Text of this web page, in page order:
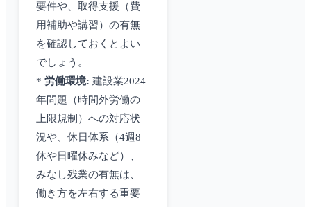
要件や、取得支援（費
用補助や講習）の有無
を確認しておくとよい
でしょう。
* 労働環境: 建設業2024
年問題（時間外労働の
上限規制）への対応状
況や、休日体系（4週8
休や日曜休みなど）、
みなし残業の有無は、
働き方を左右する重要